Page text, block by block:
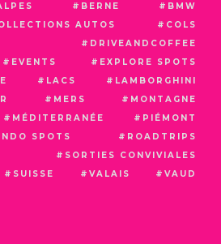
BERNE
BMW
AUTOS
COLS
DRIVEANDCOFFEE
EVENTS
EXPLORE SPOTS
LACS
LAMBORGHINI
MERS
MONTAGNE
MÉDITERRANÉE
PIÉMONT
SPOTS
ROADTRIPS
SORTIES CONVIVIALES
SUISSE VALAIS
VAUD